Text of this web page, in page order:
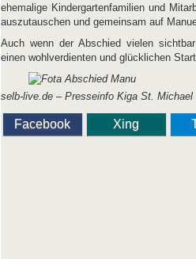
ehemalige Kindergartenfamilien und
auszutauschen und gemeinsam auf
Auch wenn der Abschied vielen
einen wohlverdienten und glücklichen
selb-live.de – Presseinfo Kiga St. Michael
Facebook Xing